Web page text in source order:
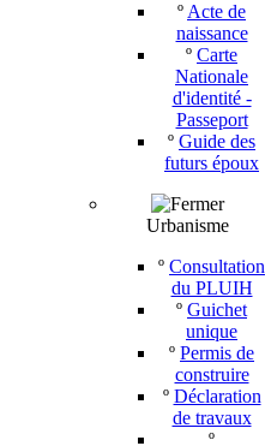
º Acte de
naissance
º Carte
Nationale
d'identité -
Passeport
º Guide des
futurs époux
Urbanisme
º Consultation
du PLUIH
º Guichet
unique
º Permis de
construire
º Déclaration
de travaux
º